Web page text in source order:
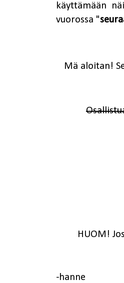
käyttämään
vuorossa "
Mä aloitan!
HUOM!
-hanne